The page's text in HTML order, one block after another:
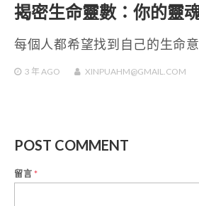
揭密生命靈數：你的靈
每個人都希望找到自己的生命
3 年 AGO XINPUAHM@GMAIL.COM
POST COMMENT
留言*